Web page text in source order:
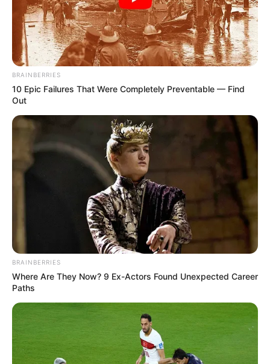
BRAINBERRIES
10 Epic Failures That Were Completely Preventable — Find
Out
BRAINBERRIES
Where Are They Now? 9 Ex-Actors Found Unexpected Career
Paths